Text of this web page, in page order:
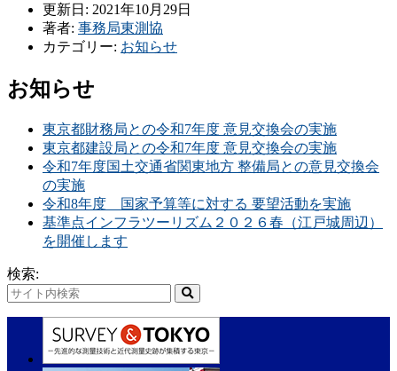
更新日: 2021年10月29日
著者: 事務局東測協
カテゴリー: お知らせ
お知らせ
東京都財務局との令和7年度 意見交換会の実施
東京都建設局との令和7年度 意見交換会の実施
令和7年度国土交通省関東地方 整備局との意見交換会
の実施
令和8年度 国家予算等に対する 要望活動を実施
基準点インフラツーリズム２０２６春（江戸城周辺）
を開催します
検索: